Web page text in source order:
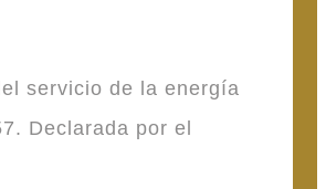
servicio de la energía
Declarada por el